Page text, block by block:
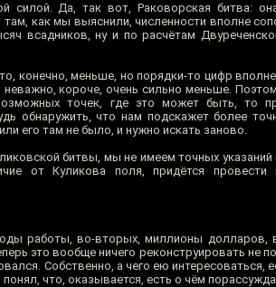
силой. Да, так вот, Раковорская битва:
как мы выяснили, численности вполне
всадников, ну и по расчётам
конечно, меньше, но порядки-то цифр
короче, очень сильно меньше.
точек, где это может быть, то
обнаружить, что нам подскажет более
его там не было, и нужно искать заново.
битвы, мы не имеем точных указаний
от Куликова поля, придётся провести
работы, во-вторых, миллионы долларов,
это вообще ничего реконструировать не
Собственно, а чего ею интересоваться,
что, оказывается, есть о чём